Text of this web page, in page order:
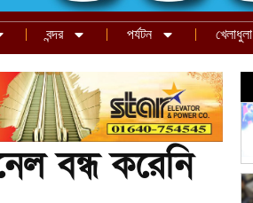
বন্দর পর্যটন খেলাধুলা
বন্ধ করেনি